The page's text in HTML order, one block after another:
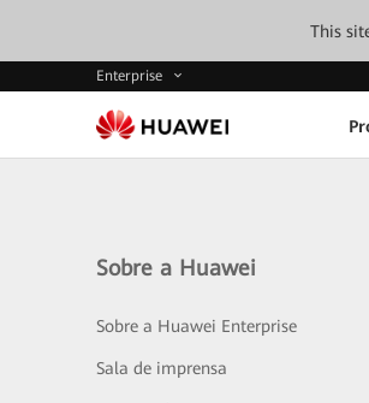
This
Enterprise
Sobre a Huawei
Sobre a Huawei Enterprise
Sala de imprensa